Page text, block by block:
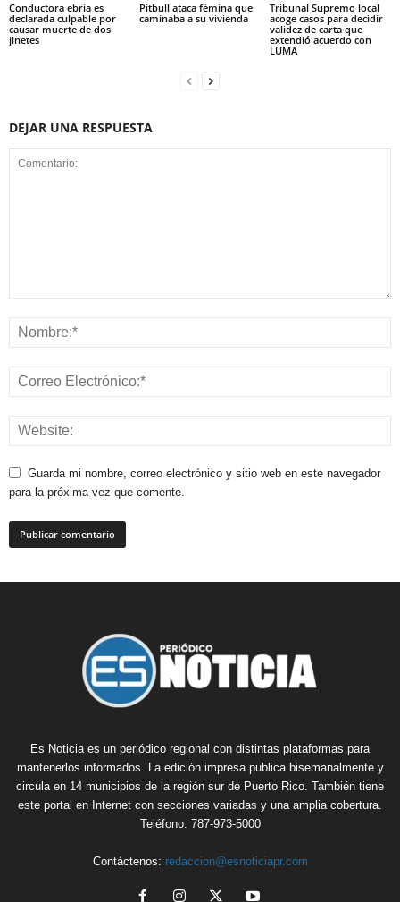
Conductora ebria es
declarada culpable por
causar muerte de dos
jinetes
Pitbull ataca fémina que
caminaba a su vivienda
Tribunal Supremo local
acoge casos para decidir
validez de carta que
extendió acuerdo con
LUMA
DEJAR UNA RESPUESTA
Guarda mi nombre, correo electrónico y sitio web en este navegador
para la próxima vez que comente.
Es Noticia es un periódico regional con distintas plataformas para
mantenerlos informados. La edición impresa publica bisemanalmente y
circula en 14 municipios de la región sur de Puerto Rico. También tiene
este portal en Internet con secciones variadas y una amplia cobertura.
Teléfono: 787-973-5000
Contáctenos: redaccion@esnoticiapr.com